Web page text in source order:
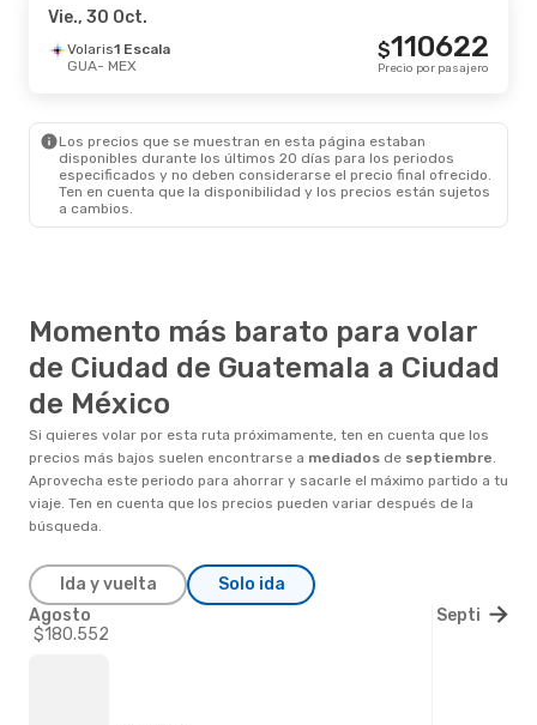
Volaris Directo
GUA- MEX
Volaris1 Escala
MEX - GUA
208893
Precio por pasajero
Jue., 10 Sep.- Lun., 14 Sep.
VolarisDirecto
GUA- MEX
Volaris Costa RicaDirecto
MEX- GUA
234492
$
Precio por pasajero
Vie., 30 Oct.
Volaris1 Escala
GUA- MEX
110622
$
Precio por pasajero
Los precios que se muestran en esta página estaban
disponibles durante los últimos 20 días para los periodos
especificados y no deben considerarse el precio final ofrecido.
Ten en cuenta que la disponibilidad y los precios están sujetos
a cambios.
Momento más barato para volar
de Ciudad de Guatemala a Ciudad
de México
Si quieres volar por esta ruta próximamente, ten en cuenta que los
precios más bajos suelen encontrarse a mediados de septiembre.
Aprovecha este periodo para ahorrar y sacarle el máximo partido a tu
viaje. Ten en cuenta que los precios pueden variar después de la
búsqueda.
Ida y vuelta Solo ida
$180.552
Agosto Septiembre